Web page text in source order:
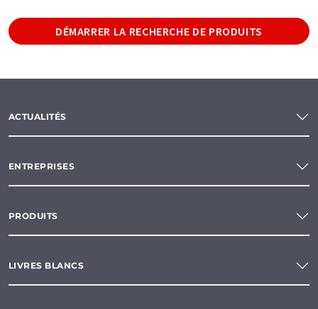
DÉMARRER LA RECHERCHE DE PRODUITS
ACTUALITÉS
ENTREPRISES
PRODUITS
LIVRES BLANCS